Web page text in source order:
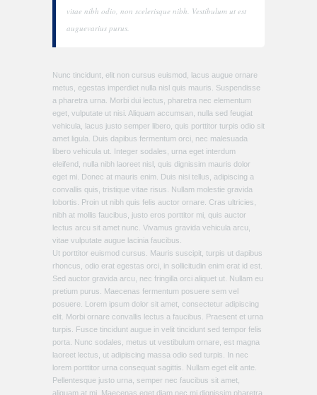
vitae nibh odio, non scelerisque nibh. Vestibulum ut est
auguevarius purus.
Nunc tincidunt, elit non cursus euismod, lacus augue ornare
metus, egestas imperdiet nulla nisl quis mauris. Suspendisse
a pharetra urna. Morbi dui lectus, pharetra nec elementum
eget, vulputate ut nisi. Aliquam accumsan, nulla sed feugiat
vehicula, lacus justo semper libero, quis porttitor turpis odio sit
amet ligula. Duis dapibus fermentum orci, nec malesuada
libero vehicula ut. Integer sodales, urna eget interdum
eleifend, nulla nibh laoreet nisl, quis dignissim mauris dolor
eget mi. Donec at mauris enim. Duis nisi tellus, adipiscing a
convallis quis, tristique vitae risus. Nullam molestie gravida
lobortis. Proin ut nibh quis felis auctor ornare. Cras ultricies,
nibh at mollis faucibus, justo eros porttitor mi, quis auctor
lectus arcu sit amet nunc. Vivamus gravida vehicula arcu,
vitae vulputate augue lacinia faucibus.
Ut porttitor euismod cursus. Mauris suscipit, turpis ut dapibus
rhoncus, odio erat egestas orci, in sollicitudin enim erat id est.
Sed auctor gravida arcu, nec fringilla orci aliquet ut. Nullam eu
pretium purus. Maecenas fermentum posuere sem vel
posuere. Lorem ipsum dolor sit amet, consectetur adipiscing
elit. Morbi ornare convallis lectus a faucibus. Praesent et urna
turpis. Fusce tincidunt augue in velit tincidunt sed tempor felis
porta. Nunc sodales, metus ut vestibulum ornare, est magna
laoreet lectus, ut adipiscing massa odio sed turpis. In nec
lorem porttitor urna consequat sagittis. Nullam eget elit ante.
Pellentesque justo urna, semper nec faucibus sit amet,
aliquam at mi. Maecenas eget diam nec mi dignissim pharetra.